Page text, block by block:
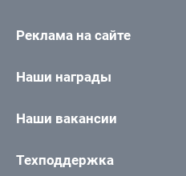
Реклама на сайте
Наши награды
Наши вакансии
Техподдержка